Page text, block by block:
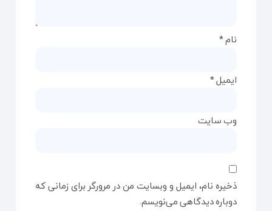
نام*
ایمیل*
وب‌ سایت
ذخیره نام، ایمیل و وبسایت من در مرورگر برای زمانی که
دوباره دیدگاهی می‌نویسم.